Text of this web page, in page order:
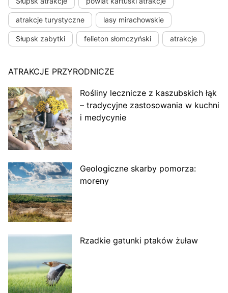
atrakcje turystyczne lasy mirachowskie
Słupsk zabytki felieton słomczyński atrakcje
ATRAKCJE PRZYRODNICZE
Rośliny lecznicze z kaszubskich łąk
– tradycyjne zastosowania w kuchni
i medycynie
Geologiczne skarby pomorza:
moreny
Rzadkie gatunki ptaków żuław